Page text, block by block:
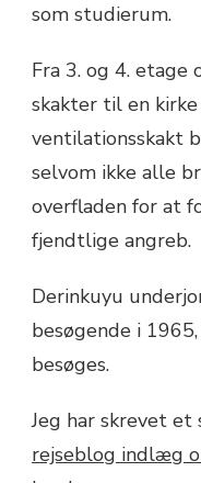
som studierum.
Fra 3. og 4.
skakter til en
ventilationsskakt
selvom ikke alle
overfladen for at
fjendtlige angreb.
Derinkuyu
besøgende i
besøges.
Jeg har skrevet
rejseblog indlæg